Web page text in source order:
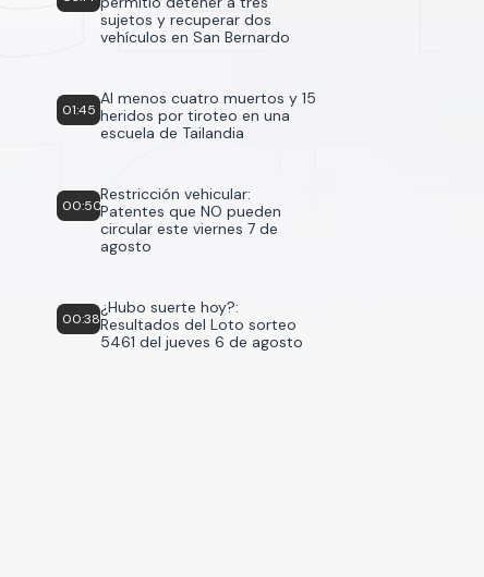
sujetos y recuperar dos
vehículos en San Bernardo
01:45
Al menos cuatro muertos y 15
heridos por tiroteo en una
escuela de Tailandia
00:50
Restricción vehicular:
Patentes que NO pueden
circular este viernes 7 de
agosto
00:38
¿Hubo suerte hoy?:
Resultados del Loto sorteo
5461 del jueves 6 de agosto